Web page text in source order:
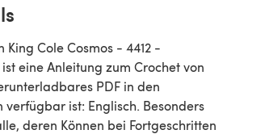
King Cole Cosmos - 4412 -
Crochet von
PDF in den
ist: Englisch. Besonders
deren Können bei Fortgeschritten